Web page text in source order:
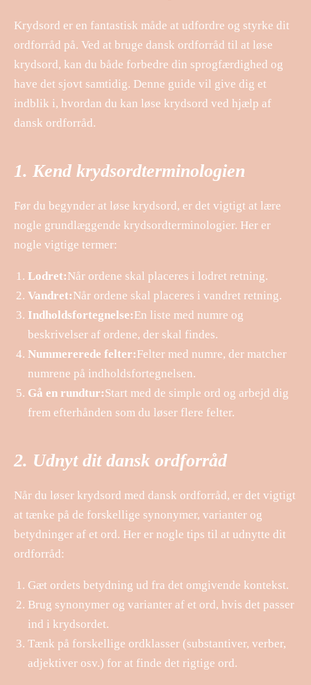
Krydsord er en fantastisk måde at udfordre og styrke dit
ordforråd på. Ved at bruge dansk ordforråd til at løse
krydsord, kan du både forbedre din sprogfærdighed og
have det sjovt samtidig. Denne guide vil give dig et
indblik i, hvordan du kan løse krydsord ved hjælp af
dansk ordforråd.
1. Kend krydsordterminologien
Før du begynder at løse krydsord, er det vigtigt at lære
nogle grundlæggende krydsordterminologier. Her er
nogle vigtige termer:
Lodret:Når ordene skal placeres i lodret retning.
Vandret:Når ordene skal placeres i vandret retning.
Indholdsfortegnelse:En liste med numre og
beskrivelser af ordene, der skal findes.
Nummererede felter:Felter med numre, der matcher
numrene på indholdsfortegnelsen.
Gå en rundtur:Start med de simple ord og arbejd dig
frem efterhånden som du løser flere felter.
2. Udnyt dit dansk ordforråd
Når du løser krydsord med dansk ordforråd, er det vigtigt
at tænke på de forskellige synonymer, varianter og
betydninger af et ord. Her er nogle tips til at udnytte dit
ordforråd:
Gæt ordets betydning ud fra det omgivende kontekst.
Brug synonymer og varianter af et ord, hvis det passer
ind i krydsordet.
Tænk på forskellige ordklasser (substantiver, verber,
adjektiver osv.) for at finde det rigtige ord.